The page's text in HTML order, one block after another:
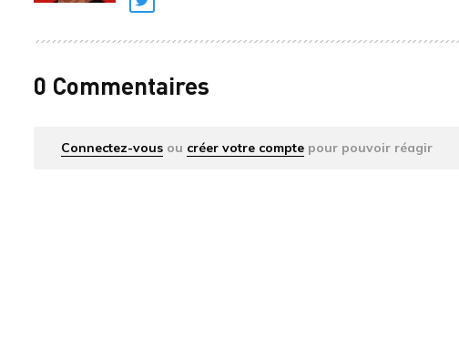
Twitter
0 Commentaires
Connectez-vous ou créer votre compte pour pouvoir réagir